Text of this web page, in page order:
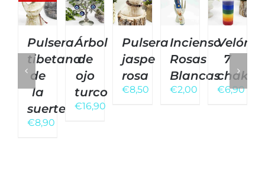
Pulsera
tibetana
de
la
suerte
€8,90
Árbol
de
ojo
turco
€16,90
Pulsera
jaspe
rosa
€8,50
Incienso
Rosas
Blancas
€2,00
Velón
7
€6,90